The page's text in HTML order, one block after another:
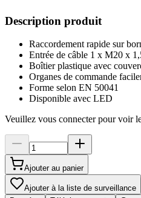
Description produit
Raccordement rapide sur
Entrée de câble 1 x M20 x
Boîtier plastique avec
Organes de commande
Forme selon EN 50041
Disponible avec LED
Veuillez vous connecter pour voir
Ajouter au panier
Ajouter à la liste de surveillance